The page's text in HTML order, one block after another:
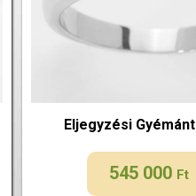
Eljegyzési
545 000 Ft